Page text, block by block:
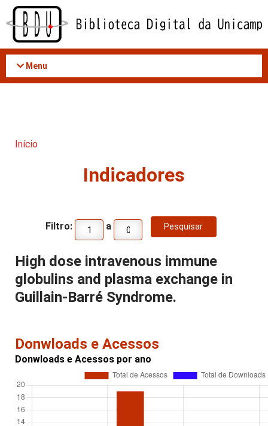
Acessar
conteúdo
Menu
Início
Indicadores
Filtro: a
High dose intravenous immune
globulins and plasma exchange in
Guillain-Barré Syndrome.
Donwloads e Acessos
Donwloads e Acessos por ano